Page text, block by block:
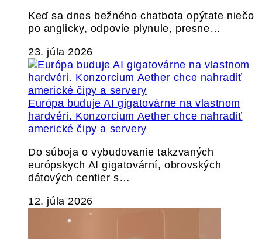
Keď sa dnes bežného chatbota opýtate niečo
po anglicky, odpovie plynule, presne…
23. júla 2026
Európa buduje AI gigatovárne na vlastnom
hardvéri. Konzorcium Aether chce nahradiť
americké čipy a servery
Do súboja o vybudovanie takzvaných
európskych AI gigatovární, obrovských
dátových centier s…
12. júla 2026